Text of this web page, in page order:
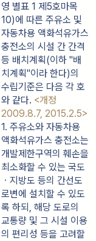
영 별표 1 제5호마목
10)에 따른 주유소 및
자동차용 액화석유가스
충전소의 시설 간 간격
등 배치계획(이하 "배
치계획"이라 한다)의
수립기준은 다음 각 호
와 같다. <개정
2009.8.7, 2015.2.5>
1. 주유소와 자동차용
액화석유가스 충전소는
개발제한구역의 훼손을
최소화할 수 있는 국도
ㆍ지방도 등의 간선도
로변에 설치할 수 있도
록 하되, 해당 도로의
교통량 및 그 시설 이용
의 편리성 등을 고려할